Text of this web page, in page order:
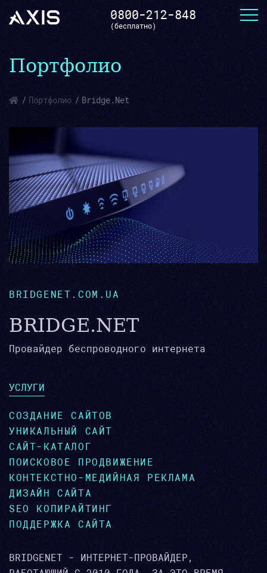
0800-212-848
(бесплатно)
Портфолио
Портфолио Bridge.Net
BRIDGENET.COM.UA
BRIDGE.NET
Провайдер беспроводного интернета
УСЛУГИ
СОЗДАНИЕ САЙТОВ
УНИКАЛЬНЫЙ САЙТ
САЙТ-КАТАЛОГ
ПОИСКОВОЕ ПРОДВИЖЕНИЕ
КОНТЕКСТНО-МЕДИЙНАЯ РЕКЛАМА
ДИЗАЙН САЙТА
SEO КОПИРАЙТИНГ
ПОДДЕРЖКА САЙТА
BRIDGENET - ИНТЕРНЕТ-ПРОВАЙДЕР,